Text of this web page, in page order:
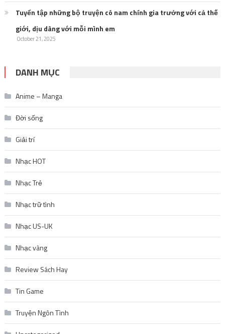
Tuyển tập những bộ truyện có nam chính gia trưởng với cả thế
giới, dịu dàng với mỗi mình em
October 21, 2025
DANH MỤC
Anime – Manga
Đời sống
Giải trí
Nhạc HOT
Nhạc Trẻ
Nhạc trữ tình
Nhạc US-UK
Nhạc vàng
Review Sách Hay
Tin Game
Truyện Ngôn Tình